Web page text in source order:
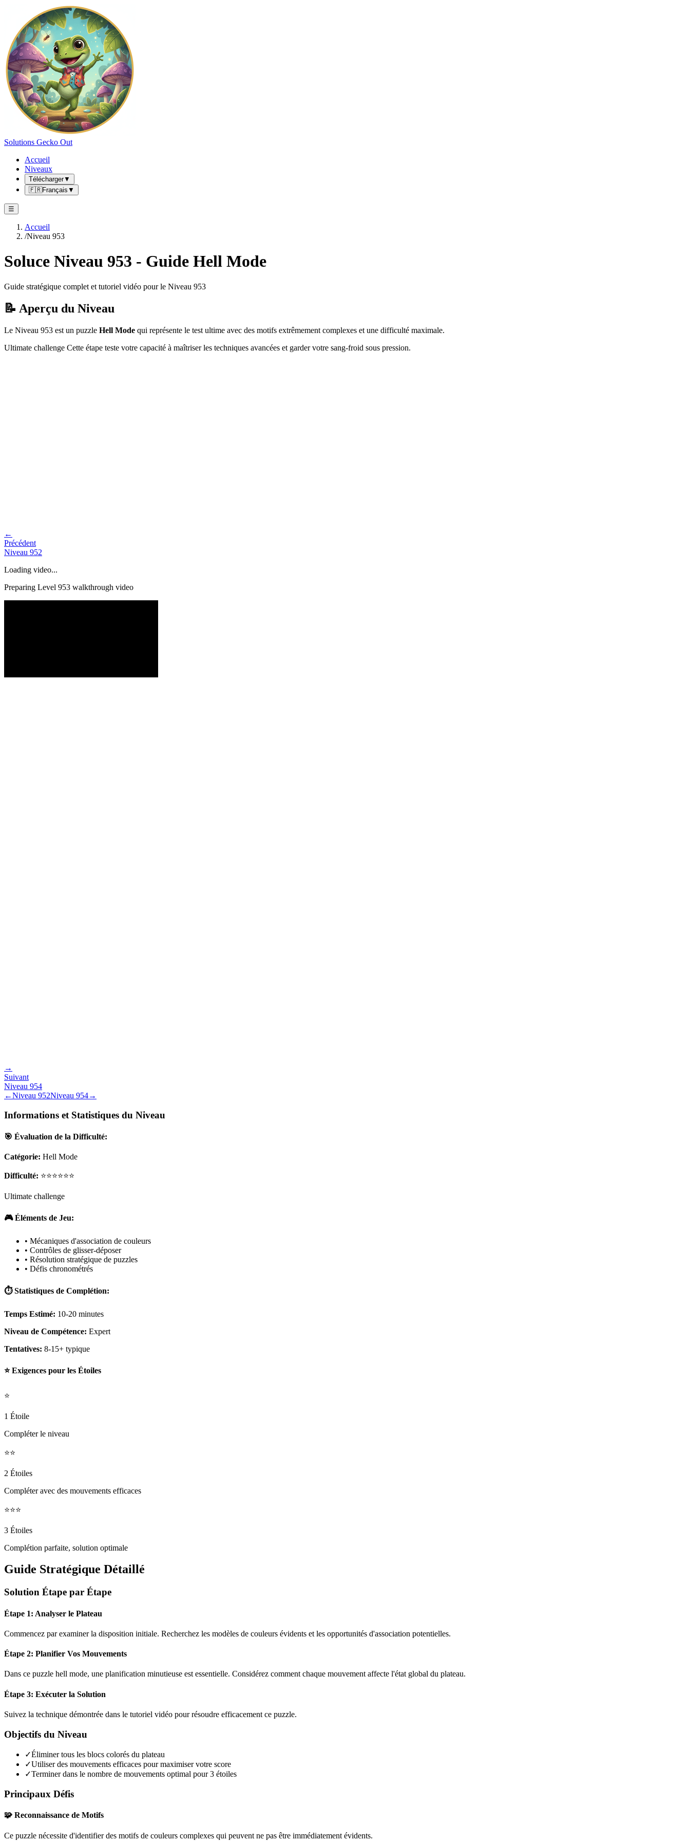
Solutions Gecko Out
Accueil
Niveaux
Télécharger▼
🇫🇷Français ▼
☰
Accueil
/Niveau 953
Soluce Niveau 953 - Guide Hell Mode
Guide stratégique complet et tutoriel vidéo pour le Niveau 953
📝 Aperçu du Niveau
Le Niveau 953 est un puzzle Hell Mode qui représente le test ultime avec des motifs extrêmement complexes et une difficulté maximale.
Ultimate challenge Cette étape teste votre capacité à maîtriser les techniques avancées et garder votre sang-froid sous pression.
←
Précédent
Niveau 952
Loading video...
Preparing Level 953 walkthrough video
→
Suivant
Niveau 954
←Niveau 952Niveau 954→
Informations et Statistiques du Niveau
🎯 Évaluation de la Difficulté:
Catégorie: Hell Mode
Difficulté: ⭐⭐⭐⭐⭐⭐
Ultimate challenge
🎮 Éléments de Jeu:
• Mécaniques d'association de couleurs
• Contrôles de glisser-déposer
• Résolution stratégique de puzzles
• Défis chronométrés
⏱️ Statistiques de Complétion:
Temps Estimé: 10-20 minutes
Niveau de Compétence: Expert
Tentatives: 8-15+ typique
⭐ Exigences pour les Étoiles
⭐
1 Étoile
Compléter le niveau
⭐⭐
2 Étoiles
Compléter avec des mouvements efficaces
⭐⭐⭐
3 Étoiles
Complétion parfaite, solution optimale
Guide Stratégique Détaillé
Solution Étape par Étape
Étape 1: Analyser le Plateau
Commencez par examiner la disposition initiale. Recherchez les modèles de couleurs évidents et les opportunités d'association potentielles.
Étape 2: Planifier Vos Mouvements
Dans ce puzzle hell mode, une planification minutieuse est essentielle. Considérez comment chaque mouvement affecte l'état global du plateau.
Étape 3: Exécuter la Solution
Suivez la technique démontrée dans le tutoriel vidéo pour résoudre efficacement ce puzzle.
Objectifs du Niveau
✓Éliminer tous les blocs colorés du plateau
✓Utiliser des mouvements efficaces pour maximiser votre score
✓Terminer dans le nombre de mouvements optimal pour 3 étoiles
Principaux Défis
🧩 Reconnaissance de Motifs
Ce puzzle nécessite d'identifier des motifs de couleurs complexes qui peuvent ne pas être immédiatement évidents.